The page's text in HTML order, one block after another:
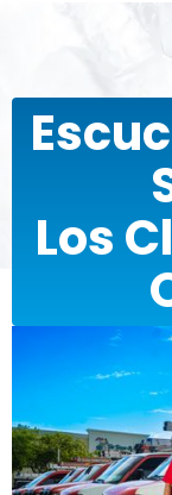
Los